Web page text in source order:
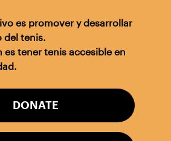
es promover y desarrollar
del tenis.
es tener tenis accesible en
DONATE